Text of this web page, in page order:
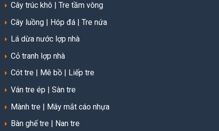
Cây trúc khô | Tre tầm vông
Cây luồng | Hóp đá | Tre nứa
Lá dừa nước lợp nhà
Cỏ tranh lợp nhà
Cót tre
Mê bồ
Liếp tre
Ván tre ép | Sàn tre
Mành tre | Mây mắt cáo nhựa
Bàn ghế tre
Nan tre